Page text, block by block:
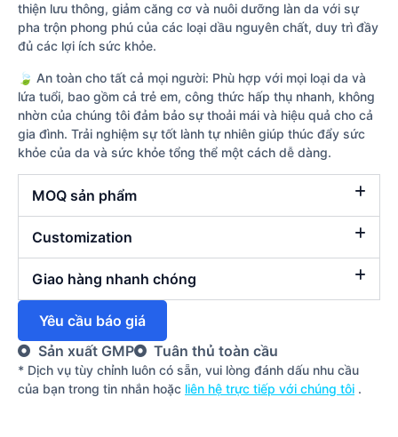
thiện lưu thông, giảm căng cơ và nuôi dưỡng làn da với sự
pha trộn phong phú của các loại dầu nguyên chất, duy trì đầy
đủ các lợi ích sức khỏe.
🍃 An toàn cho tất cả mọi người: Phù hợp với mọi loại da và
lứa tuổi, bao gồm cả trẻ em, công thức hấp thụ nhanh, không
nhờn của chúng tôi đảm bảo sự thoải mái và hiệu quả cho cả
gia đình. Trải nghiệm sự tốt lành tự nhiên giúp thúc đẩy sức
khỏe của da và sức khỏe tổng thể một cách dễ dàng.
MOQ sản phẩm
Customization
Giao hàng nhanh chóng
Yêu cầu báo giá
Sản xuất GMP
Tuân thủ toàn cầu
* Dịch vụ tùy chỉnh luôn có sẵn, vui lòng đánh dấu nhu cầu
của bạn trong tin nhắn hoặc liên hệ trực tiếp với chúng tôi .